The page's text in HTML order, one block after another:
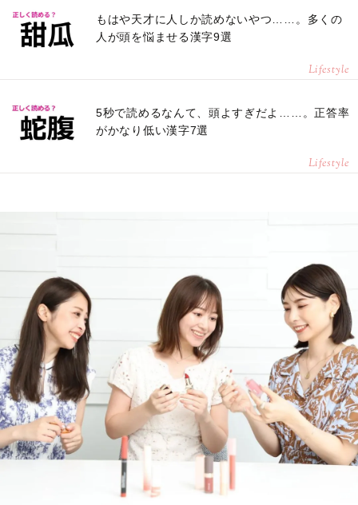
もはや天才に人しか読めないやつ……。多くの
人が頭を悩ませる漢字9選
Lifestyle
5秒で読めるなんて、頭よすぎだよ……。正答率
がかなり低い漢字7選
Lifestyle